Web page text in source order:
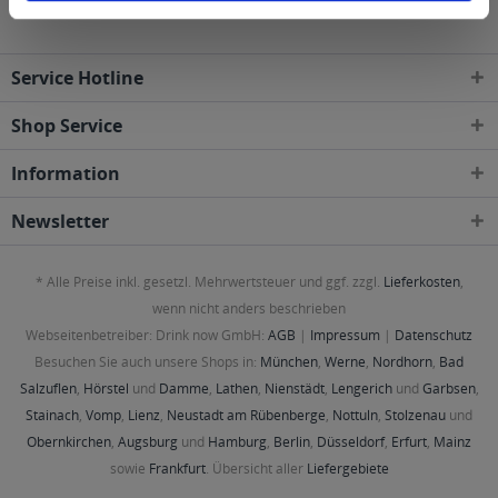
Service Hotline
Shop Service
Information
Newsletter
* Alle Preise inkl. gesetzl. Mehrwertsteuer und ggf. zzgl. Lieferkosten,
wenn nicht anders beschrieben
Webseitenbetreiber: Drink now GmbH: AGB | Impressum | Datenschutz
Besuchen Sie auch unsere Shops in: München, Werne, Nordhorn, Bad
Salzuflen, Hörstel und Damme, Lathen, Nienstädt, Lengerichund Garbsen,
Stainach, Vomp, Lienz, Neustadt am Rübenberge, Nottuln, Stolzenau und
Obernkirchen, Augsburg und Hamburg, Berlin, Düsseldorf, Erfurt, Mainz
sowie Frankfurt. Übersicht aller Liefergebiete